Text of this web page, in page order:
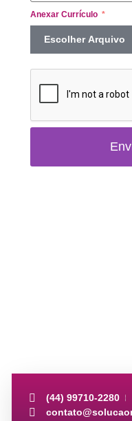
VOCÊ É MUITO
Anexar Currículo
Escolher Arquivo
(44) 99710-2280